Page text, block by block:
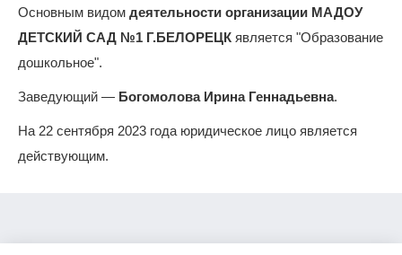
Основным видом деятельности организации МАДОУ
ДЕТСКИЙ САД №1 Г.БЕЛОРЕЦК является "Образование
дошкольное".
Заведующий — Богомолова Ирина Геннадьевна.
На 22 сентября 2023 года юридическое лицо является
действующим.